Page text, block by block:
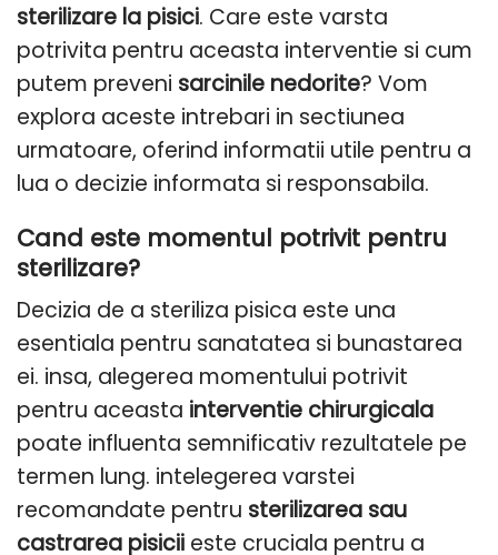
sterilizare la pisici. Care este varsta
potrivita pentru aceasta interventie si cum
putem preveni sarcinile nedorite? Vom
explora aceste intrebari in sectiunea
urmatoare, oferind informatii utile pentru a
lua o decizie informata si responsabila.
Cand este momentul potrivit pentru
sterilizare?
Decizia de a steriliza pisica este una
esentiala pentru sanatatea si bunastarea
ei. insa, alegerea momentului potrivit
pentru aceasta interventie chirurgicala
poate influenta semnificativ rezultatele pe
termen lung. intelegerea varstei
recomandate pentru sterilizarea sau
castrarea pisicii este cruciala pentru a